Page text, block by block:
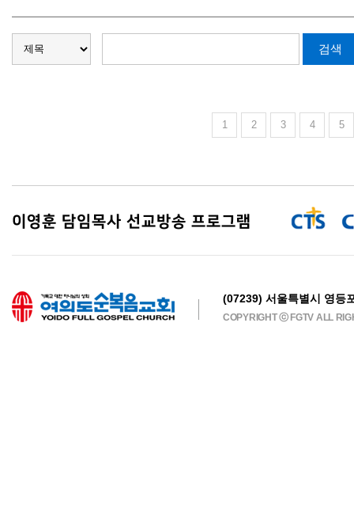
1 2 3 4 5
이영훈 담임목사 선교방송 프로그램
(07239) 서울특별시 영등
COPYRIGHT ⓒ FGTV ALL